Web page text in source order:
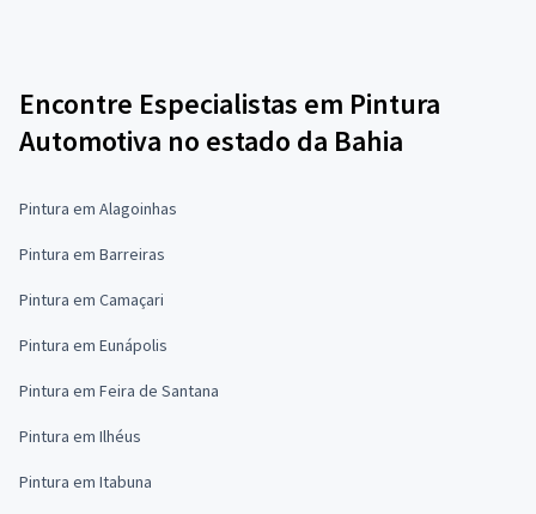
Encontre Especialistas em Pintura
Automotiva no estado da Bahia
Pintura em Alagoinhas
Pintura em Barreiras
Pintura em Camaçari
Pintura em Eunápolis
Pintura em Feira de Santana
Pintura em Ilhéus
Pintura em Itabuna